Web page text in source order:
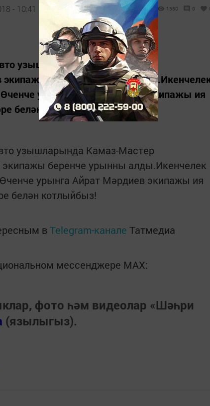
- 10:41 1580 0
узышларында Камаз-Мастер
экипажы беренче урынны
урынга Айрат Мәрдиев экипажы ия
белән котлыйбыз!
узышларында Камаз-Мастер
беренче урынны алды.Икенчелек
урынга Айрат Мәрдиев экипажы ия
белән котлыйбыз!
в Telegram-канале Татмедиа
мессенджере MАХ:
фото һәм видеолар «Шәһри
(язылыгыз).